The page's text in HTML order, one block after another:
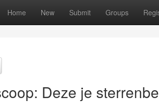
Home New Submit Groups
Deze je